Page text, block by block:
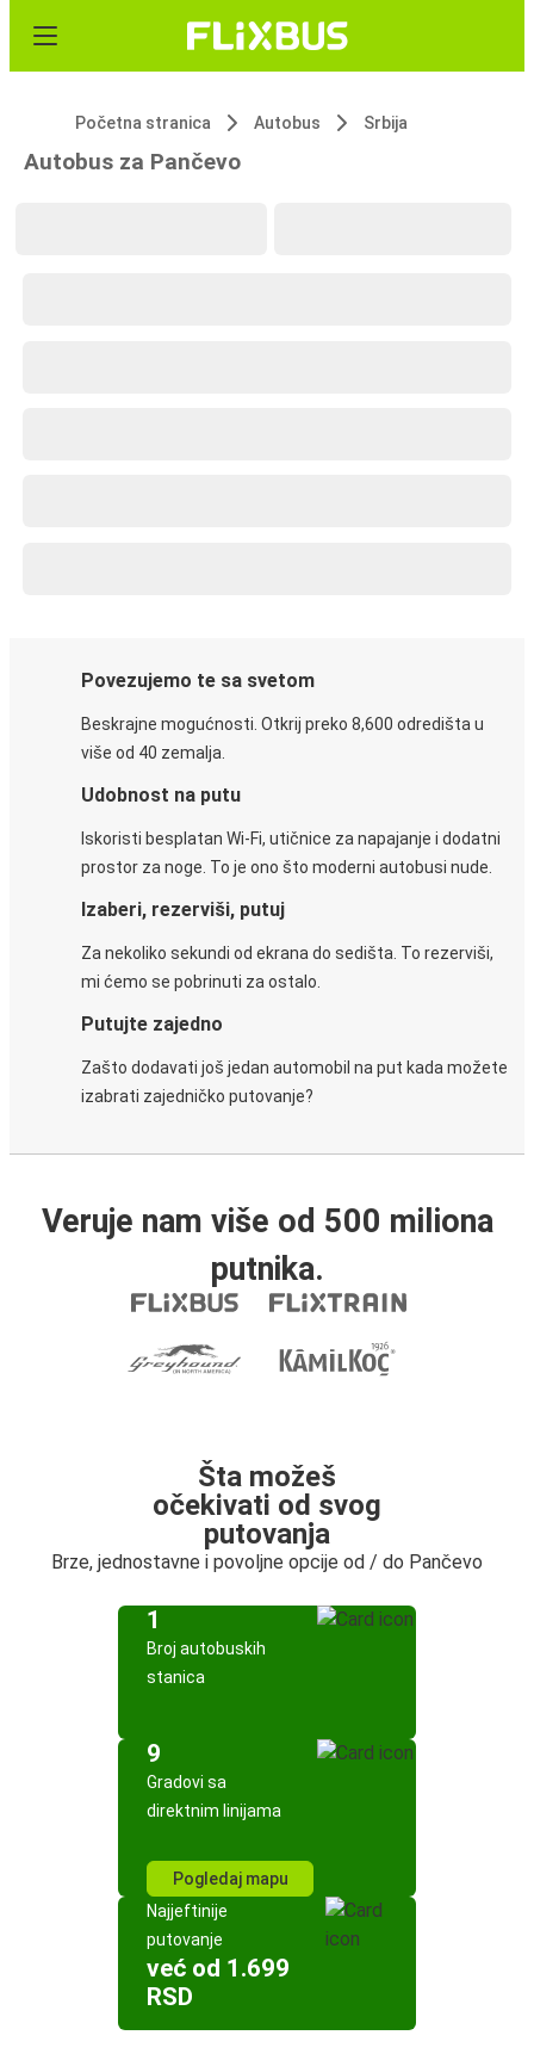
Početna stranica Autobus Srbija
Autobus za Pančevo
Povezujemo te sa svetom
Beskrajne mogućnosti. Otkrij preko 8,600 odredišta u
više od 40 zemalja.
Udobnost na putu
Iskoristi besplatan Wi-Fi, utičnice za napajanje i dodatni
prostor za noge. To je ono što moderni autobusi nude.
Izaberi, rezerviši, putuj
Za nekoliko sekundi od ekrana do sedišta. To rezerviši,
mi ćemo se pobrinuti za ostalo.
Putujte zajedno
Zašto dodavati još jedan automobil na put kada možete
izabrati zajedničko putovanje?
Veruje nam više od 500 miliona
putnika.
Šta možeš
očekivati od svog
putovanja
Brze, jednostavne i povoljne opcije od / do Pančevo
1
Broj autobuskih
stanica
9
Gradovi sa
direktnim linijama
Pogledaj mapu
Najjeftinije
putovanje
već od 1.699
RSD